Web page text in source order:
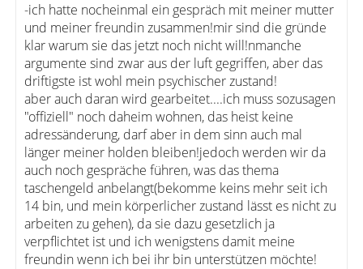
-ich hatte nocheinmal ein gespräch mit meiner mutter
und meiner freundin zusammen!mir sind die gründe
klar warum sie das jetzt noch nicht will!nmanche
argumente sind zwar aus der luft gegriffen, aber das
driftigste ist wohl mein psychischer zustand!
aber auch daran wird gearbeitet....ich muss sozusagen
"offiziell" noch daheim wohnen, das heist keine
adressänderung, darf aber in dem sinn auch mal
länger meiner holden bleiben!jedoch werden wir da
auch noch gespräche führen, was das thema
taschengeld anbelangt(bekomme keins mehr seit ich
14 bin, und mein körperlicher zustand lässt es nicht zu
arbeiten zu gehen), da sie dazu gesetzlich ja
verpflichtet ist und ich wenigstens damit meine
freundin wenn ich bei ihr bin unterstützen möchte!